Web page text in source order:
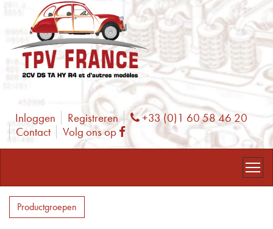
Inloggen Registreren Phone
+33 (0)1 60 58 46 20
Contact
Volg ons op Facebook
Productgroepen